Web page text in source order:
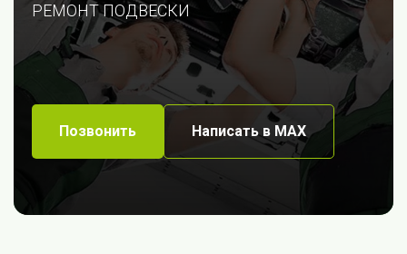
РЕМОНТ ПОДВЕСКИ
Позвонить Написать в МАХ